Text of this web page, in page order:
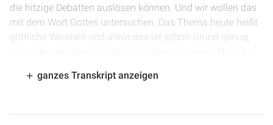
die hitzige Debatten auslösen können. Und wir wollen das
mit dem Wort Gottes untersuchen. Das Thema heute heißt
göttliche Weisheit und allein das ist schon Grund genug,
am 24. Januar. Lasst uns gemeinsam beten, damit wir
ganzes Transkript anzeigen